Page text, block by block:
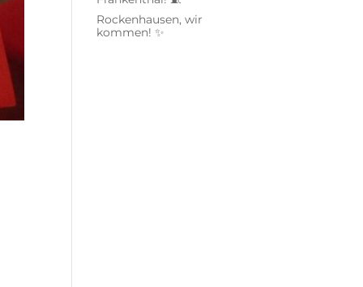
Rockenhausen, wir
kommen! ✨